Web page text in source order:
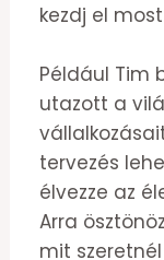
kezdj el
Például Tim
utazott a
tervezés
élvezze az
Arra
mit